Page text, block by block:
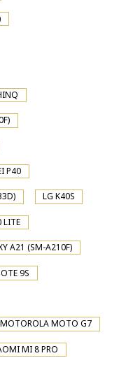
P40
LG K40S
LITE
A21 (SM-A210F)
9S
MOTOROLA MOTO G7
MI 8 PRO